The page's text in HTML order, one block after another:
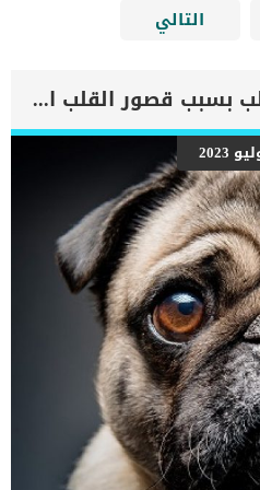
التالي
اهم علامات وفاة الكلب بسبب قصور القلب الاحتقانى